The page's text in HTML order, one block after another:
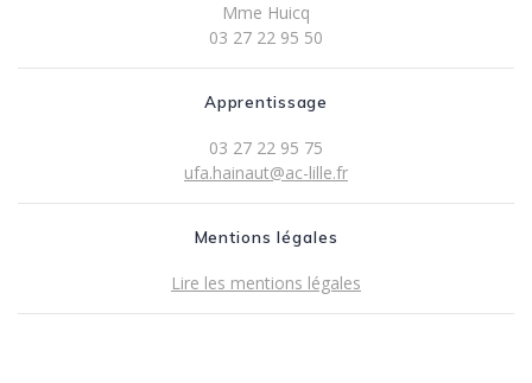
Mme Huicq
03 27 22 95 50
Apprentissage
03 27 22 95 75
ufa.hainaut@ac-lille.fr
Mentions légales
Lire les mentions légales